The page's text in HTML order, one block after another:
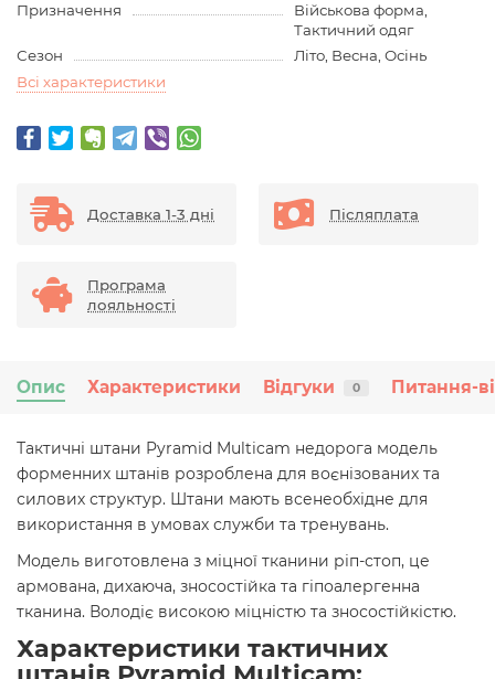
Призначення
Військова форма,
Тактичний одяг
Сезон
Літо, Весна, Осінь
Всі характеристики
Доставка 1-3 дні Післяплата
Програма
лояльності
Опис Характеристики Відгуки 0 Питання-
Тактичні штани Pyramid Multicam недорога модель
форменних штанів розроблена для воєнізованих та
силових структур. Штани мають всенеобхідне для
використання в умовах служби та тренувань.
Модель виготовлена з міцної тканини ріп-стоп, це
армована, дихаюча, зносостійка та гіпоалергенна
тканина. Володіє високою міцністю та зносостійкістю.
Характеристики тактичних